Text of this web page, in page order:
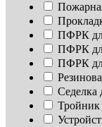
ПФРК
ПФРК
ПФРК
Седелка
Тройник